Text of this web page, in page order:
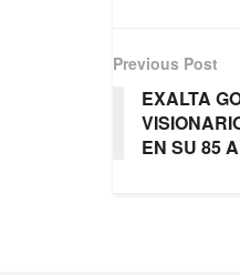
Previous Post
EXALTA
EN SU 85